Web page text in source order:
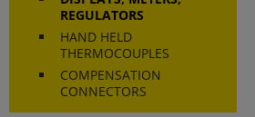
REGULATORS
HAND HELD
THERMOCOUPLES
COMPENSATION
CONNECTORS